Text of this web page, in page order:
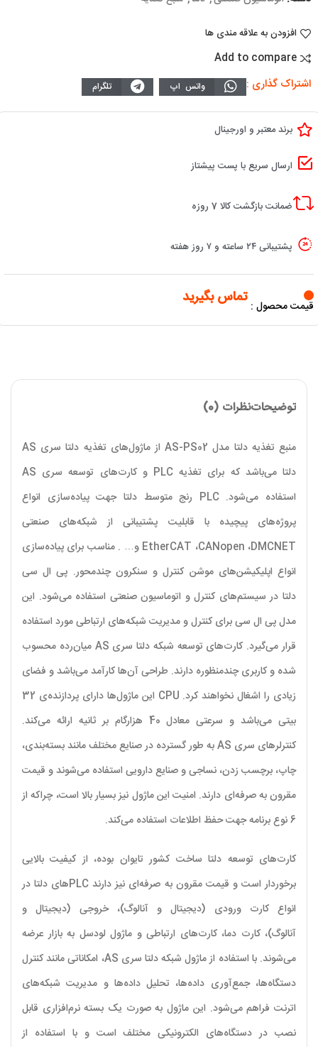
افزودن به علاقه مندی ها
Add to compare
اشتراک گذاری : واتس اپ تلگرام
برند معتبر و اورجینال
ارسال سریع با پست پیشتاز
ضمانت بازگشت کالا 7 روزه
پشتیبانی ۲۴ ساعته و ۷ روز هفته
قیمت محصول : تماس بگیرید
توضیحاتنظرات (0)
منبع تغذیه دلتا مدل AS-PS02 از ماژول‌های تغذیه دلتا سری AS
دلتا می‌باشد که برای تغذیه PLC و کارت‌های توسعه سری AS
استفاده می‌شود. PLC رنج متوسط دلتا جهت پیاده‌سازی انواع
پروژه‌های پیچیده با قابلیت پشتیبانی از شبکه‌های صنعتی
EtherCAT ،CANopen ،DMCNET و… . مناسب برای پیاده‌سازی
انواع اپلیکیشن‌های موشن کنترل و سنکرون چندمحور. پی ال سی
دلتا در سیستم‌های کنترل و اتوماسیون صنعتی استفاده می‌شود. این
مدل پی ال سی برای کنترل و مدیریت شبکه‌های ارتباطی مورد استفاده
قرار می‌گیرد. کارت‌های توسعه شبکه دلتا سری AS میان‌رده محسوب
شده و کاربری چندمنظوره دارند. طراحی آن‌ها کارآمد می‌باشد و فضای
زیادی را اشغال نخواهند کرد. CPU
این ماژول‌ها دارای پردازنده‌ی 32
بیتی می‌باشد و سرعتی معادل 40 هزارگام بر ثانیه ارائه می‌کند.
کنترلرهای سری ASبه طور گسترده در صنایع مختلف مانند بسته‌بندی،
چاپ، برچسب زدن، نساجی و صنایع دارویی استفاده می‌شوند و قیمت
مقرون به صرفه‌ای دارند. امنیت این ماژول نیز بسیار بالا است، چراکه از
6 نوع برنامه جهت حفظ اطلاعات استفاده می‌کند.
کارت‌های توسعه دلتا ساخت کشور تایوان بوده، از کیفیت بالایی
برخوردار است و قیمت مقرون به صرفه‌ای نیز دارند
PLCهای دلتا در
انواع کارت ورودی (دیجیتال و آنالوگ)، خروجی (دیجیتال و
آنالوگ)، کارت دما، کارت‌های ارتباطی و ماژول لودسل به بازار عرضه
می‌شوند. با استفاده از ماژول شبکه دلتا سری AS، امکاناتی مانند کنترل
دستگاه‌ها، جمع‌آوری داده‌ها، تحلیل داده‌ها و مدیریت شبکه‌های
اترنت فراهم می‌شود. این ماژول به صورت یک بسته نرم‌افزاری قابل
نصب در دستگاه‌های الکترونیکی مختلف است و با استفاده از